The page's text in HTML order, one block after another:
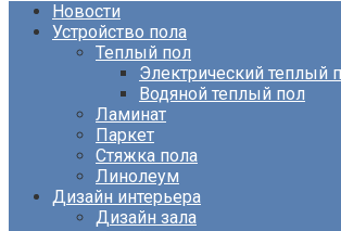
Новости
Устройство пола
Теплый пол
Электрический теплый
Водяной теплый пол
Ламинат
Паркет
Стяжка пола
Линолеум
Дизайн интерьера
Дизайн зала